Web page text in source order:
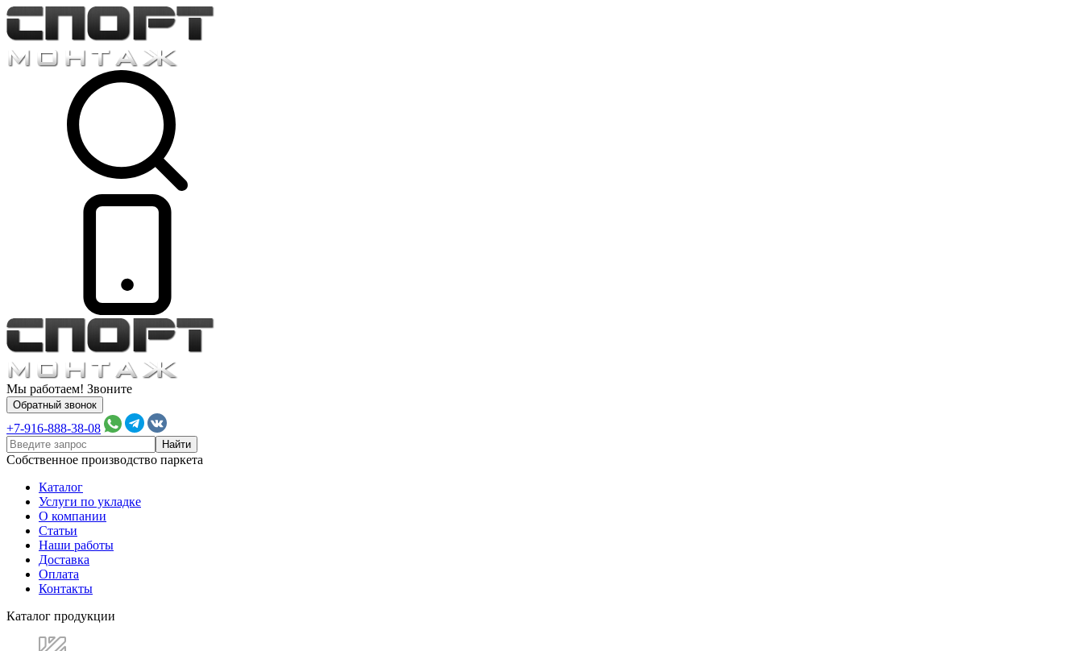
Мы работаем! Звоните
Обратный звонок
+7-916-888-38-08
Собственное производство паркета
Каталог
Услуги по укладке
О компании
Статьи
Наши работы
Доставка
Оплата
Контакты
Каталог продукции